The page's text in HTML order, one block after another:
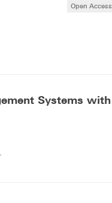
Open Access
Systems with